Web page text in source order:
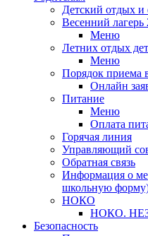
Детский отдых и
Весенний лагерь
Меню
Летних отдых
Меню
Порядок приема
Онлайн
Питание
Меню
Оплата
Горячая линия
Управляющий
Обратная связь
Информация о
школьную
НОКО
НОКО.
Безопасность